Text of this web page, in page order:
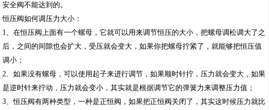
安全阀不能达到的。
恒压阀如何调压力大小：
1、在恒压阀上面有一个螺母，它就可以用来调节恒压的大小，把螺母调松调大了之
后，之间的间隙也会扩大，受压就会变大，如果你把螺母拧紧了，就能够把恒压值
调小；
2、如果没有螺母，可以使用起子来进行调节，如果顺时针拧，压力就会变大，如果
是逆时针来拧动，压力就会变小，其实就是根据调节它的弹簧力来调整压力值；
3、恒压阀有两种类型，一种是正恒阀，如果把正恒阀关闭了，其实这时候压力就比